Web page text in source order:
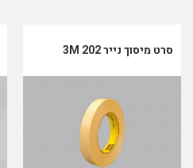
סרט מיסוך נייר 202 3M